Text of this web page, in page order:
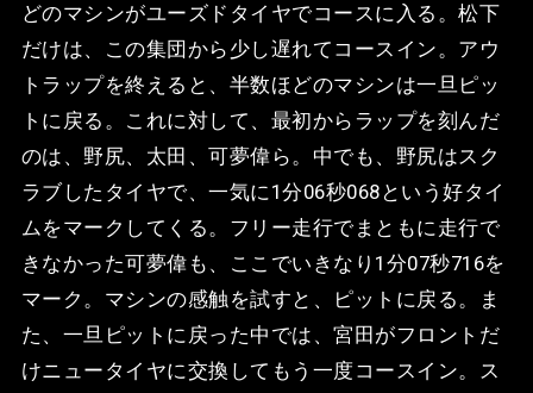
どのマシンがユーズドタイヤでコースに入る。松下
だけは、この集団から少し遅れてコースイン。アウ
トラップを終えると、半数ほどのマシンは一旦ピッ
トに戻る。これに対して、最初からラップを刻んだ
のは、野尻、太田、可夢偉ら。中でも、野尻はスク
ラブしたタイヤで、一気に1分06秒068という好タイ
ムをマークしてくる。フリー走行でまともに走行で
きなかった可夢偉も、ここでいきなり1分07秒716を
マーク。マシンの感触を試すと、ピットに戻る。ま
た、一旦ピットに戻った中では、宮田がフロントだ
けニュータイヤに交換してもう一度コースイン。ス